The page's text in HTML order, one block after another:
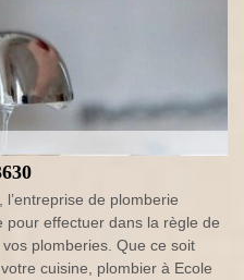
de plomberie
pour effectuer dans la règle de
vos plomberies. Que ce soit
cuisine, plombier à Ecole